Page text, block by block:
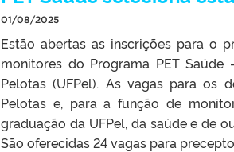
01/08/2025
Estão abertas as inscrições para o
monitores do Programa PET
Pelotas (UFPel). As vagas para os
Pelotas e, para a função de
graduação da UFPel, da saúde e de
São oferecidas 24 vagas para